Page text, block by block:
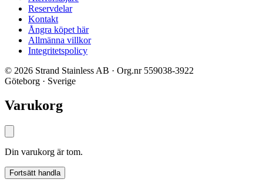
Reservdelar
Kontakt
Ångra köpet här
Allmänna villkor
Integritetspolicy
© 2026 Strand Stainless AB · Org.nr 559038-3922
Göteborg · Sverige
Varukorg
Din varukorg är tom.
Fortsätt handla